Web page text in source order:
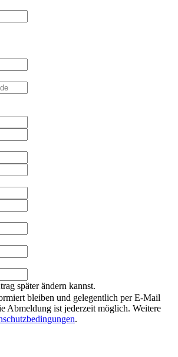
später ändern kannst.
bleiben und gelegentlich per E-Mail
Abmeldung ist jederzeit möglich. Weitere
.